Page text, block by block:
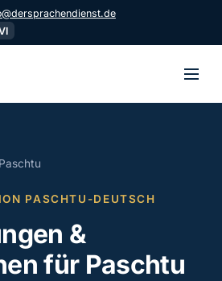
Paschtu
PASCHTU-DEUTSCH
&
für Paschtu